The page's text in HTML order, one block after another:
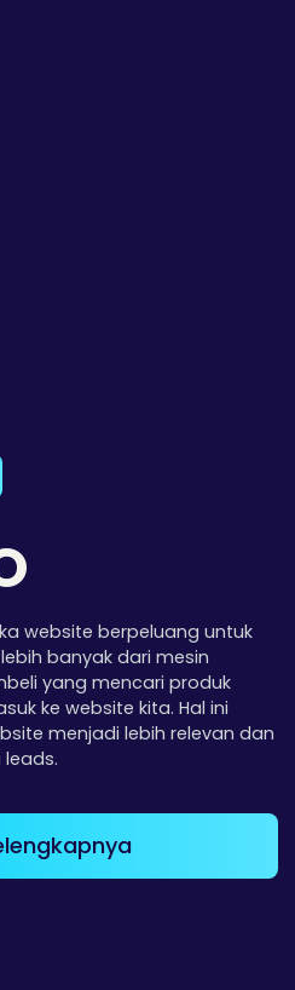
website berpeluang untuk
banyak dari mesin
yang mencari produk
ke website kita. Hal ini
menjadi lebih relevan dan